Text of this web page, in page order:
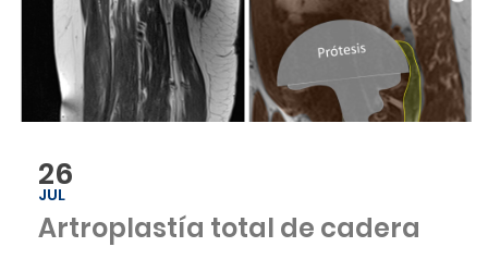
26
JUL
Artroplastía total de cadera